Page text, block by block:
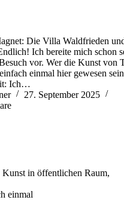
Die Villa Waldfrieden
Ich bereite mich schon
vor. Wer die Kunst von
einmal hier gewesen
Ich…
27. September 2025
Kunst in öffentlichen Raum,
einmal